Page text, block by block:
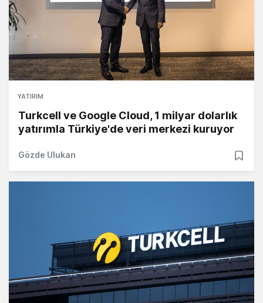
YATIRIM
Turkcell ve Google Cloud, 1 milyar dolarlık
yatırımla Türkiye'de veri merkezi kuruyor
Gözde Ulukan